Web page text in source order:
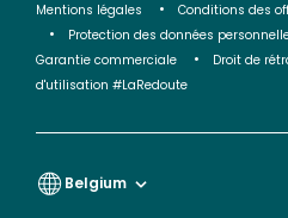
Mentions légales Conditions des
Protection des données
Garantie commerciale
Droit de
d'utilisation #LaRedoute
Belgium